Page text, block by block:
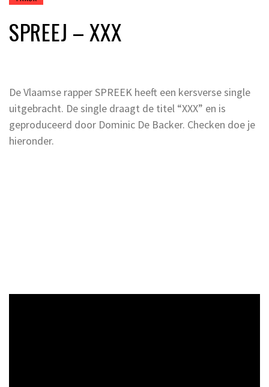
SPREEJ – XXX
De Vlaamse rapper SPREEK heeft een kersverse single
uitgebracht. De single draagt de titel “XXX” en is
geproduceerd door Dominic De Backer. Checken doe je
hieronder.